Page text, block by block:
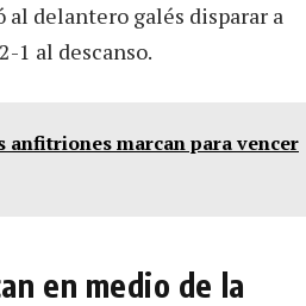
delantero galés disparar a
1 al descanso.
anfitriones marcan para vencer
en medio de la